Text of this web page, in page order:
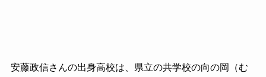
安藤政信さんの出身高校は、県立の共学校の向の岡（む